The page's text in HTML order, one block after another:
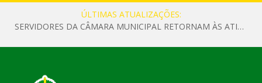
ÚLTIMAS ATUALIZAÇÕES:
SERVIDORES DA CÂMARA MUNICIPAL RETORNAM ÀS ATIVIDADES APÓS O RECESSO PARLAMENTAR